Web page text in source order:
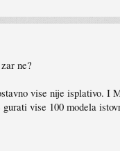
ne?
vise nije isplativo. I
vise 100 modela